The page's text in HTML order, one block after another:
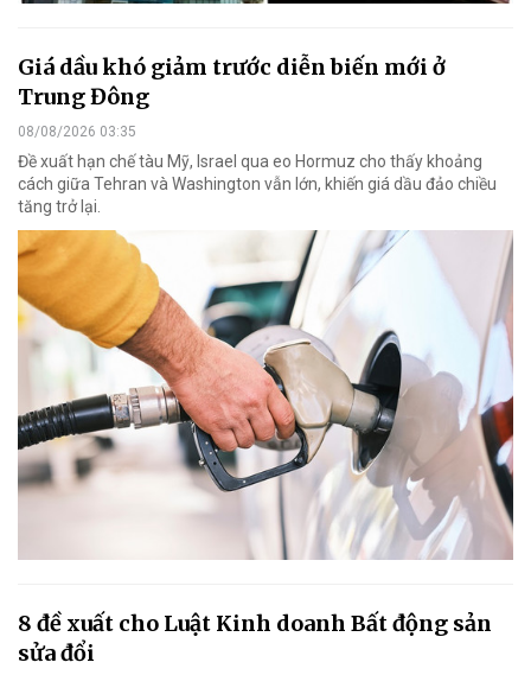
Giá dầu khó giảm trước diễn biến mới ở
Trung Đông
08/08/2026 03:35
Đề xuất hạn chế tàu Mỹ, Israel qua eo Hormuz cho thấy khoảng
cách giữa Tehran và Washington vẫn lớn, khiến giá dầu đảo chiều
tăng trở lại.
8 đề xuất cho Luật Kinh doanh Bất động sản
sửa đổi